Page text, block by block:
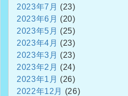
2023年7月 (23)
2023年6月 (20)
2023年5月 (25)
2023年4月 (23)
2023年3月 (23)
2023年2月 (24)
2023年1月 (26)
2022年12月
(26)